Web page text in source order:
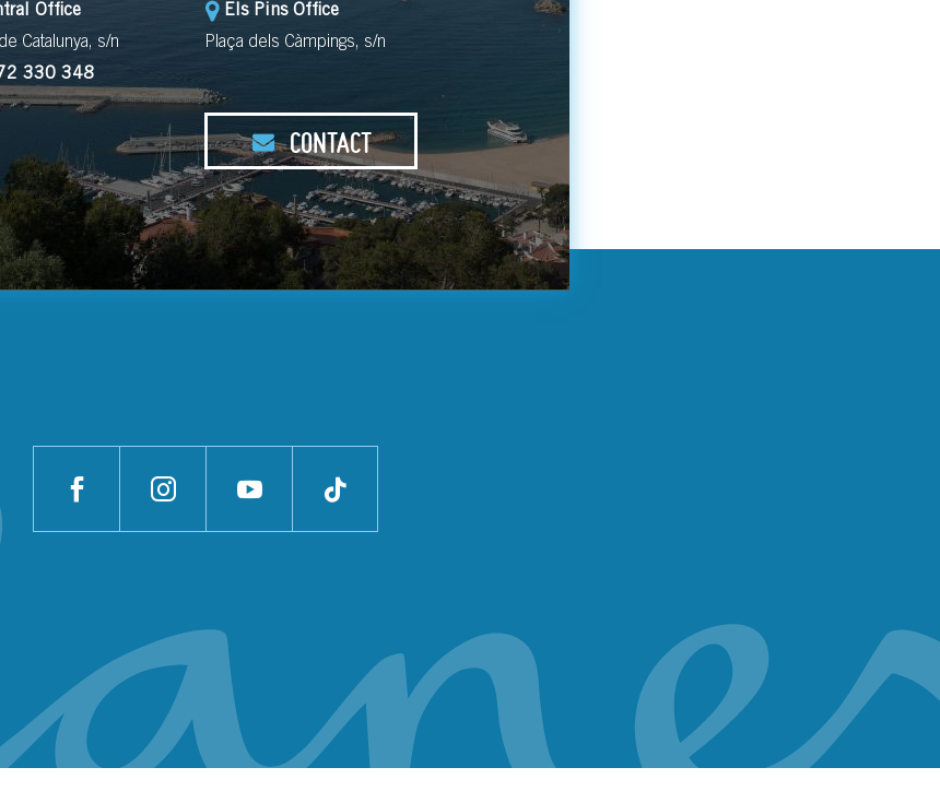
Office
Catalunya, s/n
330 348
Els Pins Office
Plaça dels Càmpings, s/n
CONTACT